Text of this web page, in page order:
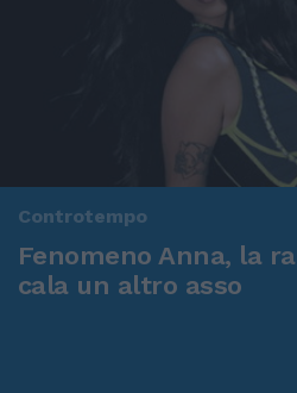
Controtempo
Fenomeno Anna, la
cala un altro asso